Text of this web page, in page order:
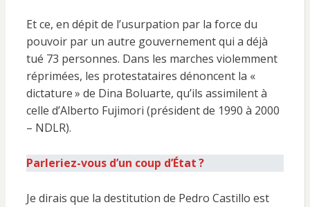
Et ce, en dépit de l’usurpation par la force du
pouvoir par un autre gouvernement qui a déjà
tué 73 personnes. Dans les marches violemment
réprimées, les protestataires dénoncent la «
dictature » de Dina Boluarte, qu’ils assimilent à
celle d’Alberto Fujimori (président de 1990 à 2000
– NDLR).
Parleriez-vous d’un coup d’État ?
Je dirais que la destitution de Pedro Castillo est